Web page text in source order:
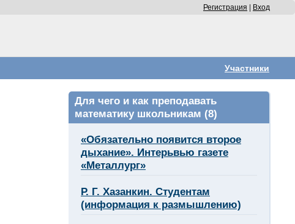
Регистрация Вход
Участники
Для чего и как преподавать
математику школьникам (8)
«Обязательно появится второе
дыхание». Интерьвью газете
«Металлург»
Р. Г. Хазанкин. Студентам
(информация к размышлению)